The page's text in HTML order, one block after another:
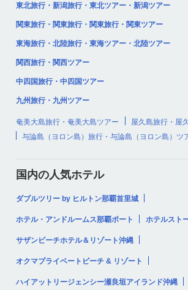
東北旅行・新潟旅行・東北ツアー・新潟ツアー
関東旅行・関東旅行・関東旅行・関東ツアー
東海旅行・北陸旅行・東海ツアー・北陸ツアー
関西旅行・関西ツアー
中四国旅行・中四国ツアー
九州旅行・九州ツアー
奄美大島旅行・奄美大島ツアー
屋久島旅行・屋
与論島（ヨロン島）旅行・与論島（ヨロン島）ツ
国内の人気ホテル
ダブルツリー by ヒルトン那覇首里城
ホテル・アンドルームス那覇ポート ホテルスト
サザンビーチホテル＆リゾート沖縄
オクマプライベートビーチ & リゾート
ハイアットリージェンシー瀬良垣アイランド沖縄